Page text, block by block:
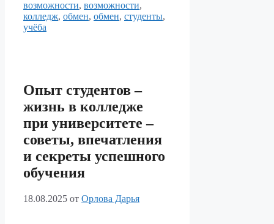
возможности, возможности,
колледж, обмен, обмен, студенты,
учёба
Опыт студентов –
жизнь в колледже
при университете –
советы, впечатления
и секреты успешного
обучения
18.08.2025 от Орлова Дарья